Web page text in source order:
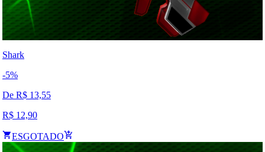
Shark
-5%
De R$ 13,55
R$ 12,90
ESGOTADO